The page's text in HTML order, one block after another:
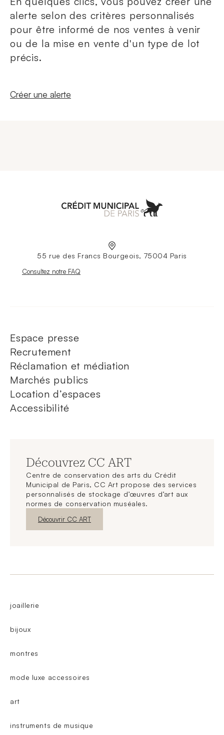
alerte selon des critères personnalisés
pour être informé de nos ventes à venir
ou de la mise en vente d'un type de lot
précis.
Nouvelle fenêtre
Créer une alerte
55 rue des Francs Bourgeois, 75004 Paris
Nouvelle fenêtre
Consultez notre FAQ
Espace presse
Recrutement
Réclamation et médiation
Marchés publics
Location d’espaces
Accessibilité
Découvrez CC ART
Centre de conservation des arts du Crédit
Municipal de Paris, CC Art propose des services
personnalisés de stockage d’œuvres d’art aux
normes de conservation muséales.
Nouvelle fenêtre
Découvrir CC ART
joaillerie
bijoux
montres
mode luxe accessoires
art
instruments de musique